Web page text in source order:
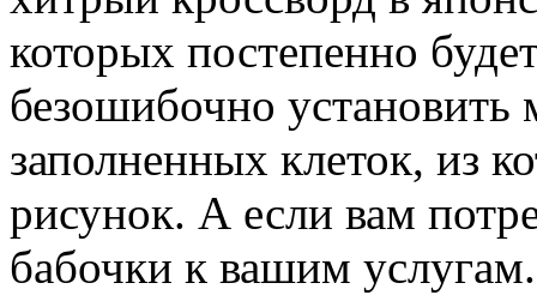
которых постепенно
безошибочно
заполненных клеток, из
рисунок. А если вам
бабочки к вашим услугам.